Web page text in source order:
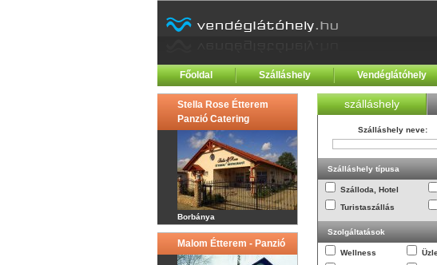
Főoldal Szálláshely Vendéglátóhely
Stella Rose Étterem
Panzió Catering
Borbánya
Malom Étterem - Panzió
szálláshely
Szálláshely neve:
Szálláshely típusa
Szálloda, Hotel
Turistaszállás
Szolgáltatások
Wellness